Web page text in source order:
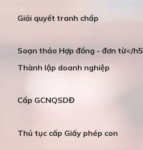
Giải quyết tranh chấp
Soạn thảo Hợp đồng - đơn từ</h5
Thành lập doanh nghiệp
Cấp GCNQSDĐ
Thủ tục cấp Giấy phép con